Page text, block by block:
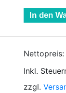
In den
Nettopreis:
Inkl.
zzgl.